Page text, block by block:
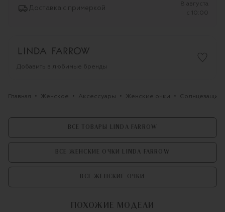
Доставка с примеркой
8 августа
c 10:00
Добавить в любимые бренды
Главная Женское Аксессуары Женские очки
ВСЕ ТОВАРЫ LINDA FARROW
ВСЕ ЖЕНСКИЕ ОЧКИ LINDA FARROW
ВСЕ ЖЕНСКИЕ ОЧКИ
ПОХОЖИЕ МОДЕЛИ